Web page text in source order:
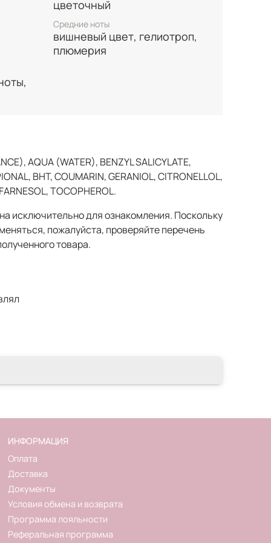
цветочный
Средние ноты
вишневый цвет, гелиотроп,
плюмерия
AQUA (WATER), BENZYL SALICYLATE,
BHT, COUMARIN, GERANIOL, CITRONELLOL,
TOCOPHEROL.
исключительно для ознакомления. Поскольку
пожалуйста, проверяйте перечень
товара.
ИНФОРМАЦИЯ
Оплата
Доставка
Документы
Условия обмена и возврата
Программа лояльности
Реферальная программа